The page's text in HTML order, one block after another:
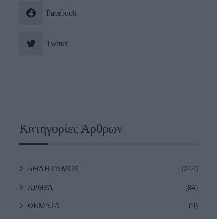
Facebook
Twitter
Κατηγορίες Άρθρων
ΑΘΛΗΤΙΣΜΟΣ (244)
ΑΡΘΡΑ (84)
ΘΕΜΑΤΑ (9)